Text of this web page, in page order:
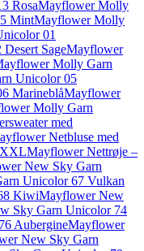
RosaMayflower Molly
MintMayflower Molly
01
SageMayflower
Molly Garn
Unicolor 05
MarineblåMayflower
Molly Garn
med
Netbluse med
Mayflower Nettrøje –
New Sky Garn
Unicolor 67 Vulkan
KiwiMayflower New
Sky Garn Unicolor 74
AubergineMayflower
New Sky Garn